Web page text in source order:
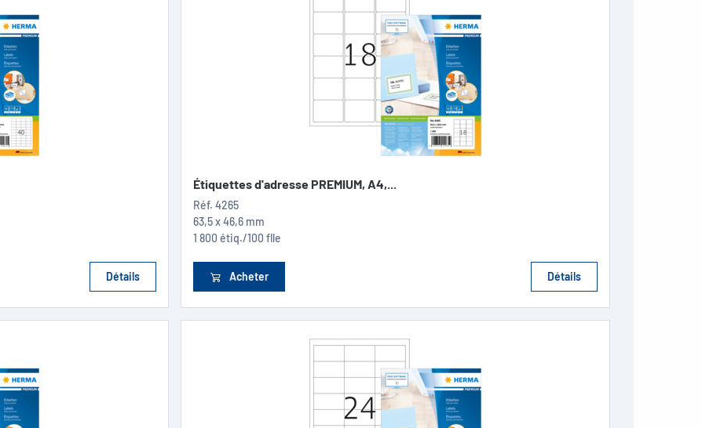
Détails
Étiquettes d'adresse PREMIUM, A4,...
Réf. 4265
63,5 x 46,6 mm
1 800 étiq./100 flle
Acheter Détails